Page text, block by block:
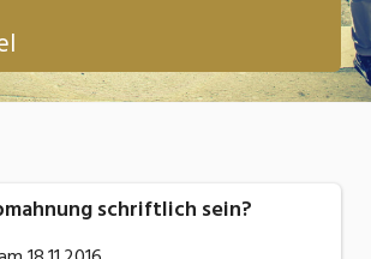
13 Antworten
schriftlich sein?